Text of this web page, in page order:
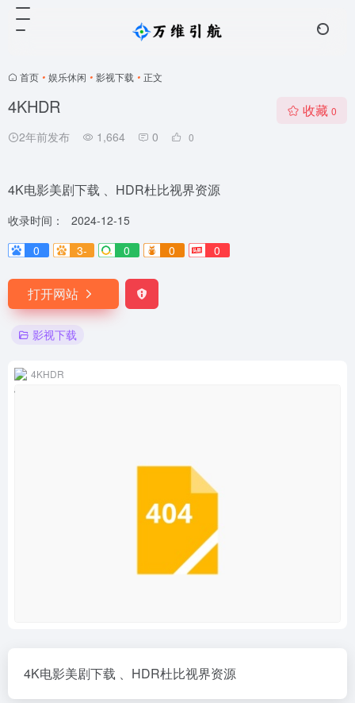
首页 • 娱乐休闲 • 影视下载 • 正文
4KHDR
2年前发布 1,664 0 0
收藏 0
4K电影美剧下载 、HDR杜比视界资源
收录时间：
2024-12-15
0
3- 0 0 0
打开网站
影视下载
4KHDR
4K电影美剧下载 、HDR杜比视界资源